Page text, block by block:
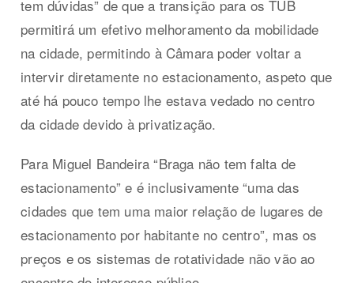
tem dúvidas” de que a transição para os TUB
permitirá um efetivo melhoramento da mobilidade
na cidade, permitindo à Câmara poder voltar a
intervir diretamente no estacionamento, aspeto que
até há pouco tempo lhe estava vedado no centro
da cidade devido à privatização.
Para Miguel Bandeira “Braga não tem falta de
estacionamento” e é inclusivamente “uma das
cidades que tem uma maior relação de lugares de
estacionamento por habitante no centro”, mas os
preços e os sistemas de rotatividade não vão ao